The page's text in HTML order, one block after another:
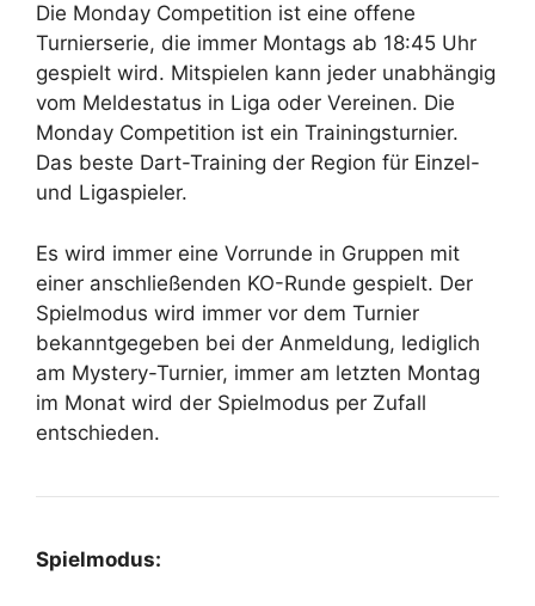
Die Monday Competition ist eine offene
Turnierserie, die immer Montags ab 18:45 Uhr
gespielt wird. Mitspielen kann jeder unabhängig
vom Meldestatus in Liga oder Vereinen. Die
Monday Competition ist ein Trainingsturnier.
Das beste Dart-Training der Region für Einzel-
und Ligaspieler.
Es wird immer eine Vorrunde in Gruppen mit
einer anschließenden KO-Runde gespielt. Der
Spielmodus wird immer vor dem Turnier
bekanntgegeben bei der Anmeldung, lediglich
am Mystery-Turnier, immer am letzten Montag
im Monat wird der Spielmodus per Zufall
entschieden.
Spielmodus: